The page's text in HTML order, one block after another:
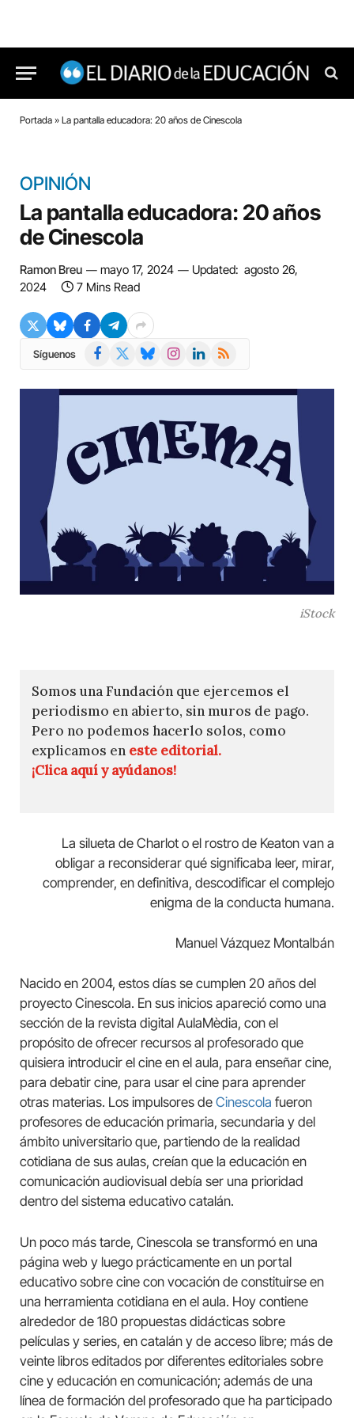
Portada » La pantalla educadora: 20 años de Cinescola
OPINIÓN
La pantalla educadora: 20 años
de Cinescola
Ramon Breu mayo 17, 2024 Updated: agosto 26,
2024
7 Mins Read
Síguenos Facebook BlueskyInstagramLinkedIn
RSS
iStock
Somos una Fundación que ejercemos el
periodismo en abierto, sin muros de pago.
Pero no podemos hacerlo solos, como
explicamos en este editorial.
¡Clica aquí y ayúdanos!
La silueta de Charlot o el rostro de Keaton van a
obligar a reconsiderar qué significaba leer, mirar,
comprender, en definitiva, descodificar el complejo
enigma de la conducta humana.
Manuel Vázquez Montalbán
Nacido en 2004, estos días se cumplen 20 años del
proyecto Cinescola. En sus inicios apareció como una
sección de la revista digital AulaMèdia, con el
propósito de ofrecer recursos al profesorado que
quisiera introducir el cine en el aula, para enseñar cine,
para debatir cine, para usar el cine para aprender
otras materias. Los impulsores de Cinescola fueron
profesores de educación primaria, secundaria y del
ámbito universitario que, partiendo de la realidad
cotidiana de sus aulas, creían que la educación en
comunicación audiovisual debía ser una prioridad
dentro del sistema educativo catalán.
Un poco más tarde, Cinescola se transformó en una
página web y luego prácticamente en un portal
educativo sobre cine con vocación de constituirse en
una herramienta cotidiana en el aula. Hoy contiene
alrededor de 180 propuestas didácticas sobre
películas y series, en catalán y de acceso libre; más de
veinte libros editados por diferentes editoriales sobre
cine y educación en comunicación; además de una
línea de formación del profesorado que ha participado